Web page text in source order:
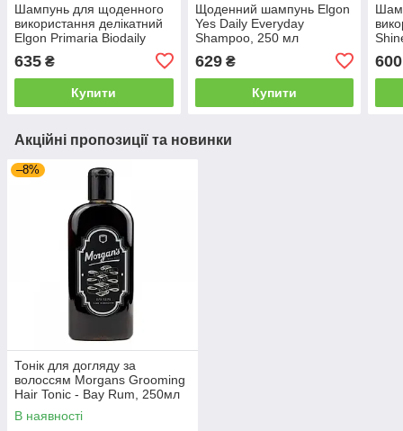
Шампунь для щоденного
використання делікатний
Elgon Primaria Biodaily
635 ₴
Купити
Щоденний шампунь Elgon
Yes Daily Everyday
Shampoo, 250 мл
629₴
Купити
600
Акційні пропозиції та новинки
–8%
Тонік для догляду за
волоссям Morgans Grooming
Hair Tonic - Bay Rum, 250мл
В наявності